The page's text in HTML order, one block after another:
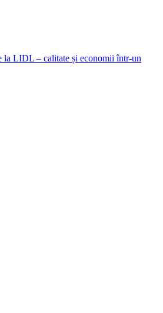
la LIDL – calitate și economii într-un